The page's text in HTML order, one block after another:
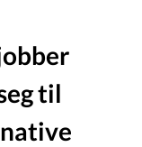
til